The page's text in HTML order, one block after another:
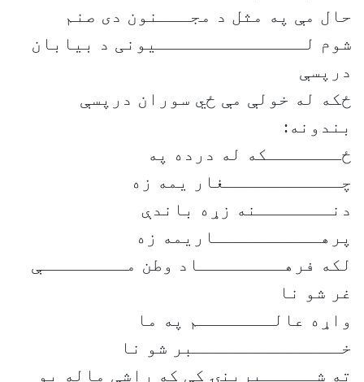
حال مې په مثل د مجـــنون دی صنم
شوم لــــــــــــــیونی د بیابان
درپسې
ځکه له خولې مې ځي سوران درپسې
بندونه:
ځـــــــکه له درده په
چـــــــــــغار یمه زه
دنـــــــنه زړه باندې
پرهــــــــــاریمه زه
لکه فرهــــــــاد وطن مــــــــې
غر شو نا
واړه عالـــــــم په ما
خــــــــــــــبر شو نا
ته شـــــیرینۍ کې که راشې ماله یو